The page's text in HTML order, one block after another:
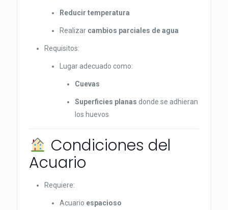
Reducir temperatura
Realizar cambios parciales de agua
Requisitos:
Lugar adecuado como:
Cuevas
Superficies planas donde se adhieran
los huevos
Condiciones del
Acuario
Requiere:
Acuario espacioso